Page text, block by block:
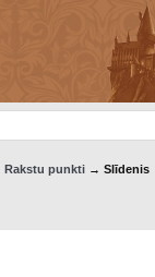
Rakstu punkti→ Slīdenis